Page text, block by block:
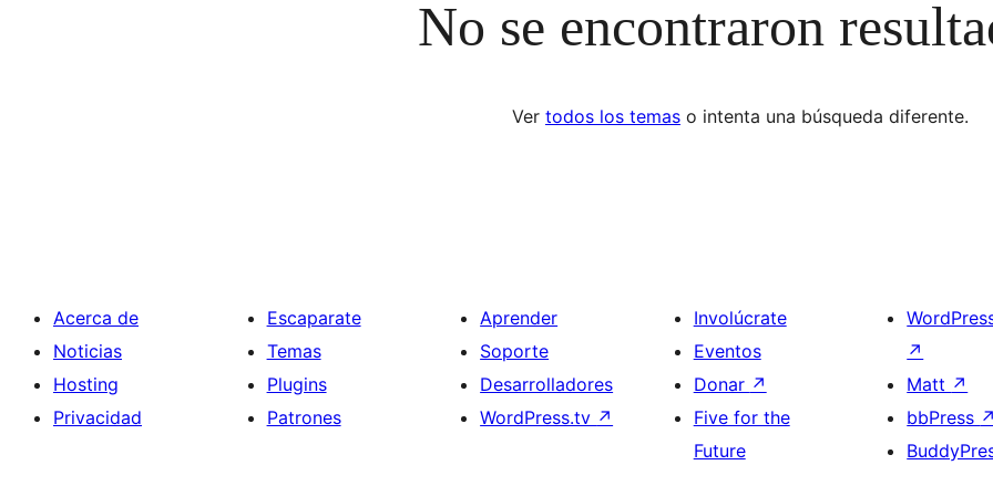
No se encontraron
Ver todos los temas o intenta una búsqueda diferente.
Acerca de
Noticias
Hosting
Privacidad
Escaparate
Temas
Plugins
Patrones
Aprender
Soporte
Desarrolladores
WordPress.tv ↗
Involúcrate
Eventos
Donar ↗
Five for the
Future
↗
Matt ↗
bbPress ↗